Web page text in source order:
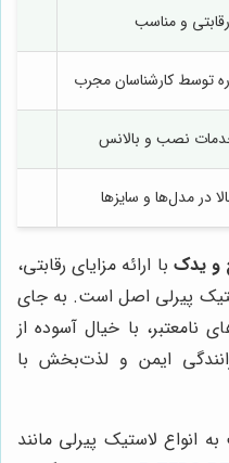
رقابتی و مناسب
توسط کارشناسان مجرب
خدمات نصب و بالانس
در مدل‌ها و سایزها
و یدک با ارائه مزایای رقابتی،
پیرلی اصل است. به جای
نامعتبر، با خیال آسوده از
ایمن و لذت‌بخش با
انواع لاستیک پیرلی مانند